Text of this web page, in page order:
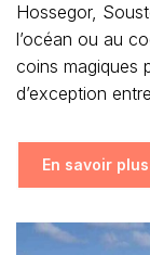
Hossegor,
l’océan ou au
coins magiques
d’exception
En savoir